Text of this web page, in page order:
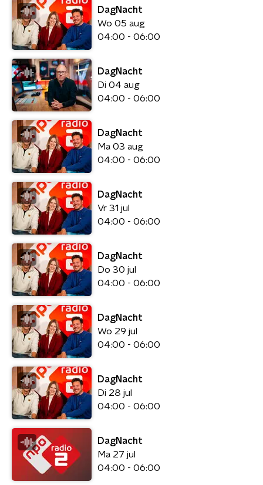
DagNacht
Wo 05 aug
04:00 - 06:00
DagNacht
Di 04 aug
04:00 - 06:00
DagNacht
Ma 03 aug
04:00 - 06:00
DagNacht
Vr 31 jul
04:00 - 06:00
DagNacht
Do 30 jul
04:00 - 06:00
DagNacht
Wo 29 jul
04:00 - 06:00
DagNacht
Di 28 jul
04:00 - 06:00
DagNacht
Ma 27 jul
04:00 - 06:00